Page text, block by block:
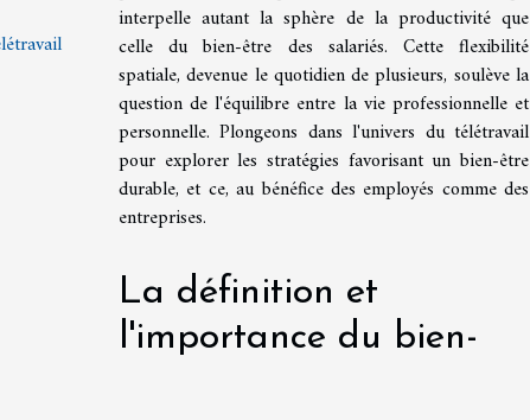
interpelle autant la sphère de la productivité que
celle du bien-être des salariés. Cette flexibilité
spatiale, devenue le quotidien de plusieurs, soulève la
question de l'équilibre entre la vie professionnelle et
personnelle. Plongeons dans l'univers du télétravail
pour explorer les stratégies favorisant un bien-être
durable, et ce, au bénéfice des employés comme des
entreprises.
La définition et
l'importance du bien-